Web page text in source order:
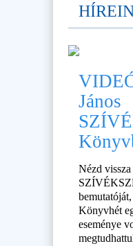
János
Nézd
Könyvhét
eseménye